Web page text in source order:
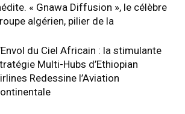
« Gnawa Diffusion », le célèbre
algérien, pilier de la
du Ciel Africain : la stimulante
Multi-Hubs d’Ethiopian
Redessine l’Aviation